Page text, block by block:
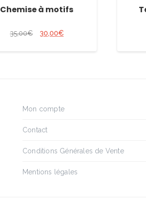
Chemise à motifs
35,00€ 30,00€
Mon compte
Contact
Conditions Générales de Vente
Mentions légales